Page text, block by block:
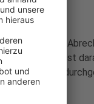
September-
IG Bau weist
der Pandemie